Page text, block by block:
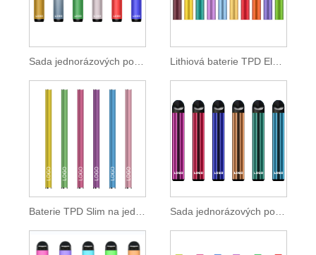
Sada jednorázových podů TPD Standard 550 mAh Lithiová baterie TPD Electronic Cigarette 500mAh